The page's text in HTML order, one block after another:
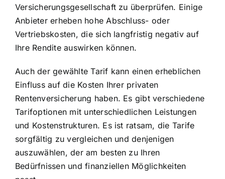
Versicherungsgesellschaft zu überprüfen. Einige
Anbieter erheben hohe Abschluss- oder
Vertriebskosten, die sich langfristig negativ auf
Ihre Rendite auswirken können.
Auch der gewählte Tarif kann einen erheblichen
Einfluss auf die Kosten Ihrer privaten
Rentenversicherung haben. Es gibt verschiedene
Tarifoptionen mit unterschiedlichen Leistungen
und Kostenstrukturen. Es ist ratsam, die Tarife
sorgfältig zu vergleichen und denjenigen
auszuwählen, der am besten zu Ihren
Bedürfnissen und finanziellen Möglichkeiten